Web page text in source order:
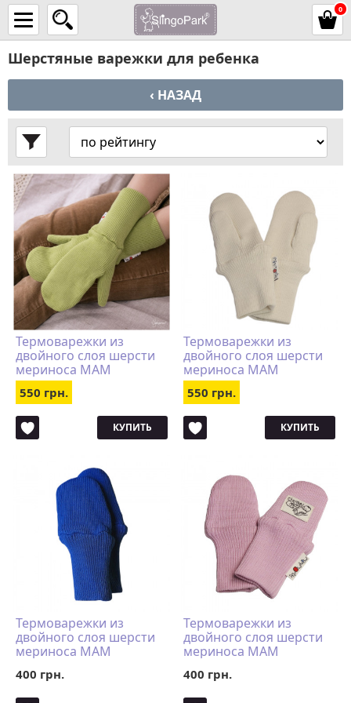
0
Шерстяные варежки для ребенка
‹ НАЗАД
Термоварежки из
двойного слоя шерсти
мериноса MAM
ManyMonths (размер
110-122/128, салатовый)
550 грн.
КУПИТЬ
Термоварежки из
двойного слоя шерсти
мериноса MAM
ManyMonths (размер
98-104/110, натур)
550 грн.
КУПИТЬ
Термоварежки из
двойного слоя шерсти
мериноса MAM
50-68/74 однопалые,
синий)
400 грн.
Термоварежки из
двойного слоя шерсти
мериноса MAM
50-68/74 однопалые,
розовый)
400 грн.